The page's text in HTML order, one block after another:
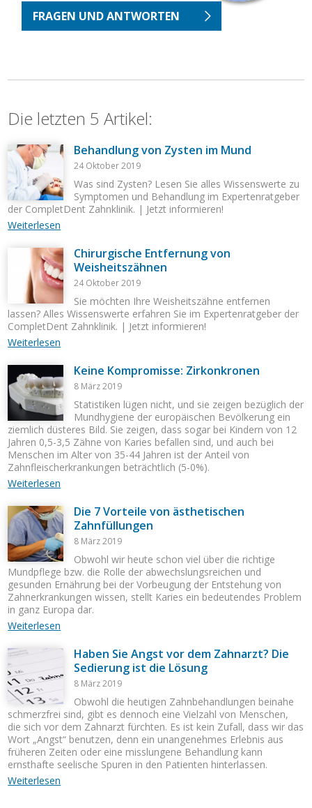
FRAGEN UND ANTWORTEN
Die letzten 5 Artikel:
Behandlung von Zysten im Mund
24 Oktober 2019
Was sind Zysten? Lesen Sie alles Wissenswerte zu
Symptomen und Behandlung im Expertenratgeber
der CompletDent Zahnklinik. | Jetzt informieren!
Weiterlesen
Chirurgische Entfernung von
Weisheitszähnen
24 Oktober 2019
Sie möchten Ihre Weisheitszähne entfernen
lassen? Alles Wissenswerte erfahren Sie im Expertenratgeber der
CompletDent Zahnklinik. | Jetzt informieren!
Weiterlesen
Keine Kompromisse: Zirkonkronen
8 März 2019
Statistiken lügen nicht, und sie zeigen bezüglich der
Mundhygiene der europäischen Bevölkerung ein
ziemlich düsteres Bild. Sie zeigen, dass sogar bei Kindern von 12
Jahren 0,5-3,5 Zähne von Karies befallen sind, und auch bei
Menschen im Alter von 35-44 Jahren ist der Anteil von
Zahnfleischerkrankungen beträchtlich (5-0%).
Weiterlesen
Die 7 Vorteile von ästhetischen
Zahnfüllungen
8 März 2019
Obwohl wir heute schon viel über die richtige
Mundpflege bzw. die Rolle der abwechslungsreichen und
gesunden Ernährung bei der Vorbeugung der Entstehung von
Zahnerkrankungen wissen, stellt Karies ein bedeutendes Problem
in ganz Europa dar.
Weiterlesen
Haben Sie Angst vor dem Zahnarzt? Die
Sedierung ist die Lösung
8 März 2019
Obwohl die heutigen Zahnbehandlungen beinahe
schmerzfrei sind, gibt es dennoch eine Vielzahl von Menschen,
die sich vor dem Zahnarzt fürchten. Es ist kein Zufall, dass wir das
Wort „Angst“ benutzen, denn ein unangenehmes Erlebnis aus
früheren Zeiten oder eine misslungene Behandlung kann
ernsthafte seelische Spuren in den Patienten hinterlassen.
Weiterlesen